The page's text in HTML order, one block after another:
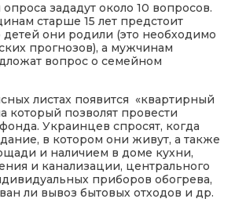
зададут около 10 вопросов.
старше 15 лет предстоит
детей они родили (это необходимо
прогнозов), а мужчинам
вопрос о семейном
листах появится «квартирный
который позволят провести
Украинцев спросят, когда
в котором они живут, а также
и наличием в доме кухни,
и канализации, центрального
приборов обогрева,
ли вывоз бытовых отходов и др.